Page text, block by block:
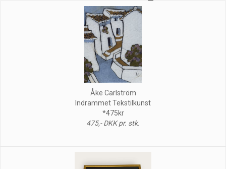
Åke Carlström
Indrammet Tekstilkunst
*475kr
475,- DKK pr. stk.